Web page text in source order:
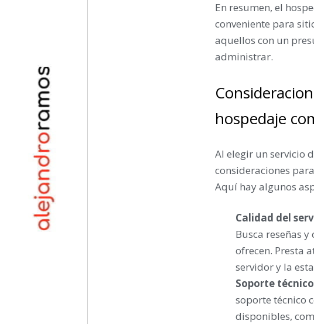
En resumen, el
conveniente para
aquellos con un
administrar.
hospedaje
Al elegir un servicio
consideraciones
Aquí hay algunos
Calidad del
Busca reseñas
ofrecen. Presta
servidor y la
Soporte
soporte técnico
disponibles,